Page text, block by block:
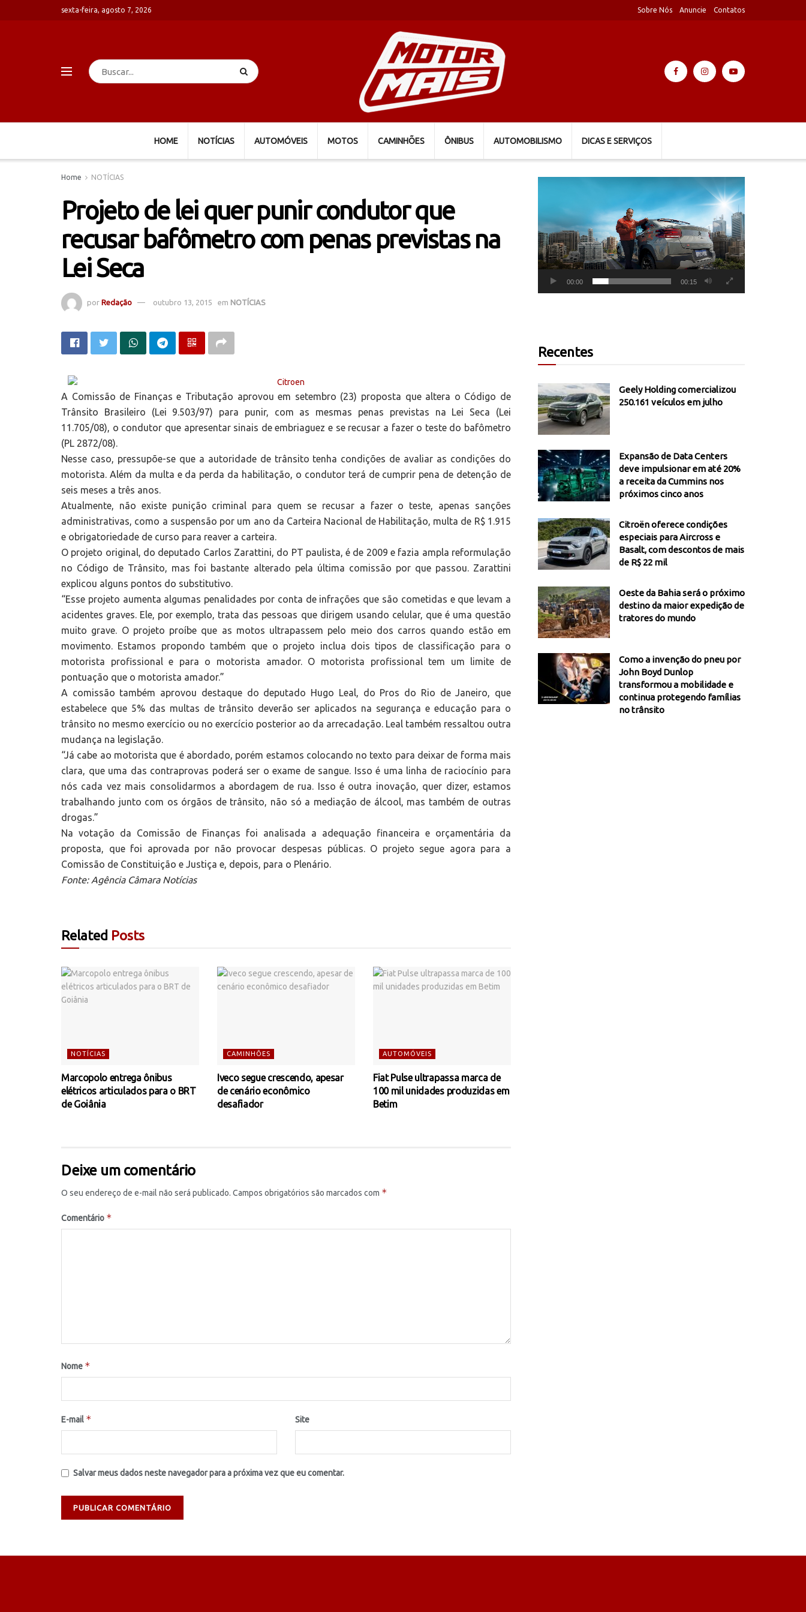
sexta-feira, agosto 7, 2026 Sobre Nós Anuncie Contatos
HOME NOTÍCIAS AUTOMÓVEIS MOTOS CAMINHÕES ÔNIBUS AUTOMOBILISMO DICAS E SERVIÇOS
Home NOTÍCIAS
Projeto de lei quer punir condutor que
recusar bafômetro com penas previstas na
Lei Seca
por Redação outubro 13, 2015 em NOTÍCIAS
A Comissão de Finanças e Tributação aprovou em setembro (23) proposta que altera o Código de
Trânsito Brasileiro (Lei 9.503/97) para punir, com as mesmas penas previstas na Lei Seca (Lei
11.705/08), o condutor que apresentar sinais de embriaguez e se recusar a fazer o teste do bafômetro
(PL 2872/08).
Nesse caso, pressupõe-se que a autoridade de trânsito tenha condições de avaliar as condições do
motorista. Além da multa e da perda da habilitação, o condutor terá de cumprir pena de detenção de
seis meses a três anos.
Atualmente, não existe punição criminal para quem se recusar a fazer o teste, apenas sanções
administrativas, como a suspensão por um ano da Carteira Nacional de Habilitação, multa de R$ 1.915
e obrigatoriedade de curso para reaver a carteira.
O projeto original, do deputado Carlos Zarattini, do PT paulista, é de 2009 e fazia ampla reformulação
no Código de Trânsito, mas foi bastante alterado pela última comissão por que passou. Zarattini
explicou alguns pontos do substitutivo.
“Esse projeto aumenta algumas penalidades por conta de infrações que são cometidas e que levam a
acidentes graves. Ele, por exemplo, trata das pessoas que dirigem usando celular, que é uma questão
muito grave. O projeto proíbe que as motos ultrapassem pelo meio dos carros quando estão em
movimento. Estamos propondo também que o projeto inclua dois tipos de classificação para o
motorista profissional e para o motorista amador. O motorista profissional tem um limite de
pontuação que o motorista amador.”
A comissão também aprovou destaque do deputado Hugo Leal, do Pros do Rio de Janeiro, que
estabelece que 5% das multas de trânsito deverão ser aplicados na segurança e educação para o
trânsito no mesmo exercício ou no exercício posterior ao da arrecadação. Leal também ressaltou outra
mudança na legislação.
“Já cabe ao motorista que é abordado, porém estamos colocando no texto para deixar de forma mais
clara, que uma das contraprovas poderá ser o exame de sangue. Isso é uma linha de raciocínio para
nós cada vez mais consolidarmos a abordagem de rua. Isso é outra inovação, quer dizer, estamos
trabalhando junto com os órgãos de trânsito, não só a mediação de álcool, mas também de outras
drogas.”
Na votação da Comissão de Finanças foi analisada a adequação financeira e orçamentária da
proposta, que foi aprovada por não provocar despesas públicas. O projeto segue agora para a
Comissão de Constituição e Justiça e, depois, para o Plenário.
Fonte: Agência Câmara Notícias
Related Posts
NOTÍCIAS
Marcopolo entrega ônibus
elétricos articulados para o BRT
de Goiânia
CAMINHÕES
Iveco segue crescendo, apesar
de cenário econômico
desafiador
AUTOMÓVEIS
Fiat Pulse ultrapassa marca de
100 mil unidades produzidas em
Betim
Deixe um comentário
O seu endereço de e-mail não será publicado. Campos obrigatórios são marcados com *
Comentário *
Nome *
E-mail * Site
Salvar meus dados neste navegador para a próxima vez que eu comentar.
00:00 00:15
Recentes
Geely Holding comercializou
250.161 veículos em julho
Expansão de Data Centers
deve impulsionar em até 20%
a receita da Cummins nos
próximos cinco anos
Citroën oferece condições
especiais para Aircross e
Basalt, com descontos de mais
de R$ 22 mil
Oeste da Bahia será o próximo
destino da maior expedição de
tratores do mundo
Como a invenção do pneu por
John Boyd Dunlop
transformou a mobilidade e
continua protegendo famílias
no trânsito